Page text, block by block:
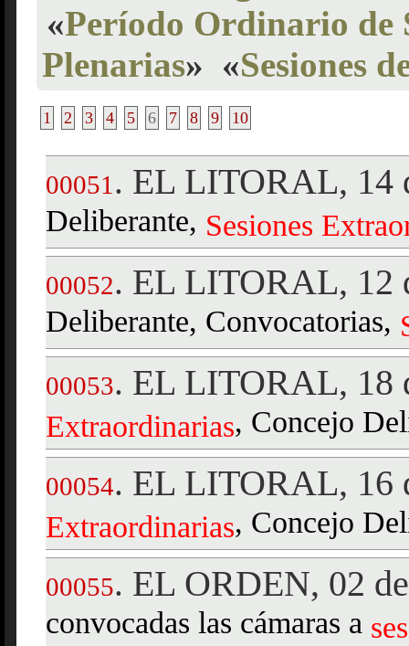
«Período Ordinario de
Plenarias» «Sesiones
1 2 3 4 5 6 7 8 9 10
00051 . EL LITORAL, 14
Deliberante, Sesiones
00052. EL LITORAL, 12
Deliberante, Convocatorias,
00053. EL LITORAL, 18
Extraordinarias, Concejo
00054. EL LITORAL, 16
Extraordinarias, Concejo
00055. EL ORDEN, 02
convocadas las cámaras a